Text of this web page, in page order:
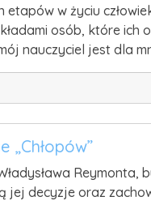
w życiu
osób, które
nauczyciel jest dla
jej decyzje oraz